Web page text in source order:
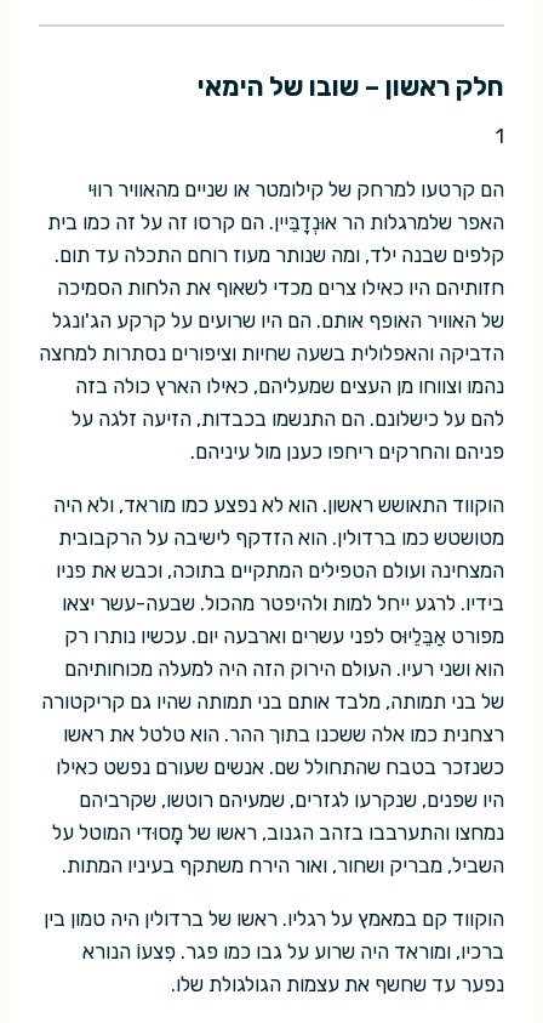
חלק ראשון – שובו של הימאי
1
הם קרטעו למרחק של קילומטר או שניים מהאוויר רווּי
האפר שלמרגלות הר אוּנְדָבֵּיין. הם קרסו זה על זה כמו בית
קלפים שבנה ילד, ומה שנותר מעוז רוחם התכלה עד תום.
חזותיהם היו כאילו צרים מכדי לשאוף את הלחות הסמיכה
של האוויר האופף אותם. הם היו שרועים על קרקע הג'ונגל
הדביקה והאפלולית בשעה שחיות וציפורים נסתרות למחצה
נהמו וצווחו מן העצים שמעליהם, כאילו הארץ כולה בזה
להם על כישלונם. הם התנשמו בכבדות, הזיעה זלגה על
פניהם והחרקים ריחפו כענן מול עיניהם.
הוקווד התאושש ראשון. הוא לא נפצע כמו מוראד, ולא היה
מטושטש כמו ברדולין. הוא הזדקף לישיבה על הרקבובית
המצחינה ועולם הטפילים המתקיים בתוכה, וכבש את פניו
בידיו. לרגע ייחל למות ולהיפטר מהכול. שבעה-עשר יצאו
מפורט אַבֵּלֵיוּס לפני עשרים וארבעה יום. עכשיו נותרו רק
הוא ושני רעיו. העולם הירוק הזה היה למעלה מכוחותיהם
של בני תמותה, מלבד אותם בני תמותה שהיו גם קריקטורה
רצחנית כמו אלה ששכנו בתוך ההר. הוא טלטל את ראשו
כשנזכר בטבח שהתחולל שם. אנשים שעורם נפשט כאילו
היו שפנים, שנקרעו לגזרים, שמעיהם רוטשו, שקרביהם
נמחצו והתערבבו בזהב הגנוב, ראשו של מָסוּדי המוטל על
השביל, מבריק ושחור, ואור הירח משתקף בעיניו המתות.
הוקווד קם במאמץ על רגליו. ראשו של ברדולין היה טמון בין
ברכיו, ומוראד היה שרוע על גבו כמו פגר. פִצעוֹ הנורא
נפער עד שחשף את עצמות הגולגולת שלו.